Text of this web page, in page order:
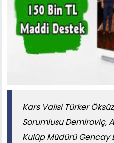
Kars Valisi Türker
Sorumlusu Demiroviç,
Kulüp Müdürü Gencay